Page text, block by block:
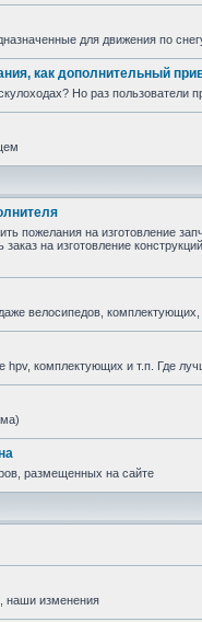
для движения по
как дополнительный
Но раз пользователи
пожелания на изготовление
заказ на изготовление
велосипедов,
hpv, комплектующих и т.п. Где
размещенных на сайте
наши изменения